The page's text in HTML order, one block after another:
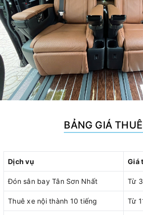
BẢNG GIÁ
Dịch vụ Giá
Đón sân bay Tân Sơn Nhất Từ
Thuê xe nội thành 10 tiếng Từ